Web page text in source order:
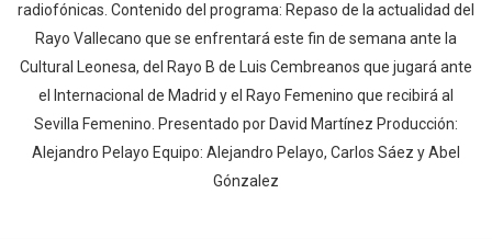
radiofónicas. Contenido del programa: Repaso de la actualidad del
Rayo Vallecano que se enfrentará este fin de semana ante la
Cultural Leonesa, del Rayo B de Luis Cembreanos que jugará ante
el Internacional de Madrid y el Rayo Femenino que recibirá al
Sevilla Femenino. Presentado por David Martínez Producción:
Alejandro Pelayo Equipo: Alejandro Pelayo, Carlos Sáez y Abel
Gónzalez